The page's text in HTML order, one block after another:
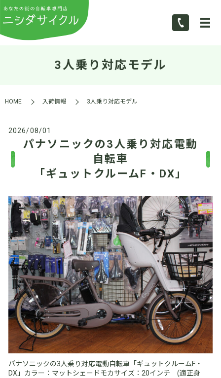
3人乗り対応モデル
HOME 入荷情報 3人乗り対応モデル
2026/08/01
パナソニックの3人乗り対応電動
自転車
「ギュットクルームF・DX」
パナソニックの3人乗り対応電動自転車「ギュットクルームF・
DX」カラー：マットシェードモカサイズ：20インチ (適正身